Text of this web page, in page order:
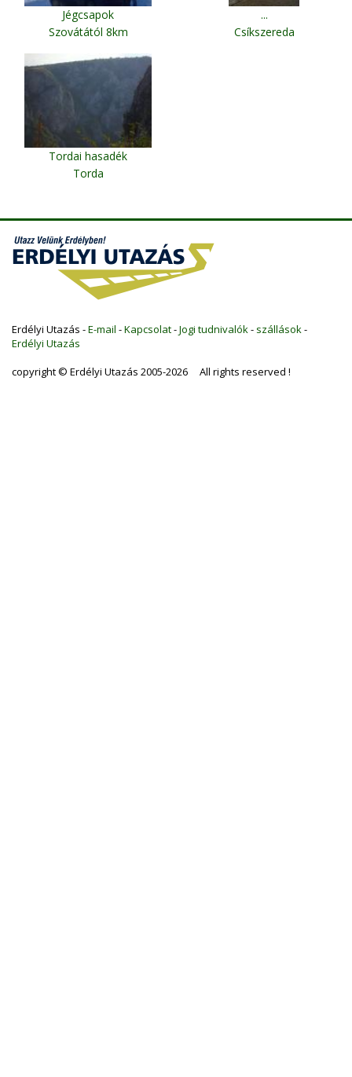
Jégcsapok
Szovátától 8km
...
Csíkszereda
Tordai hasadék
Torda
Erdélyi Utazás -E-mail -Kapcsolat-Jogi tudnivalók - szállások -
Erdélyi Utazás
copyright © Erdélyi Utazás 2005-2026 All rights reserved !